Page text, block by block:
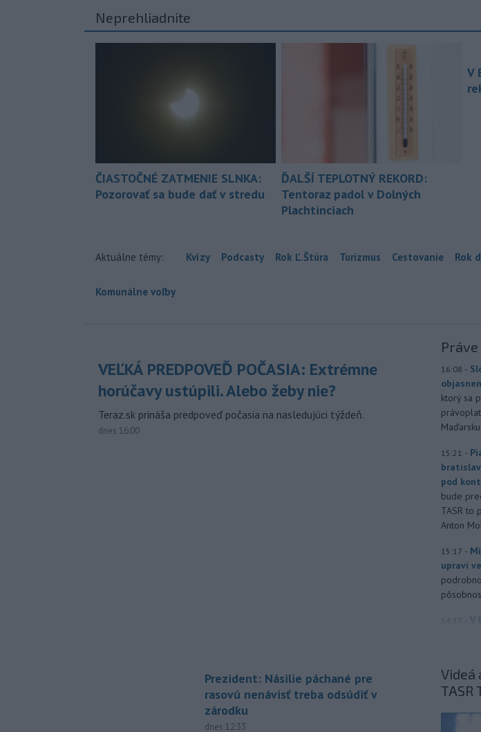
Neprehliadnite
ČIASTOČNÉ ZATMENIE SLNKA:
Pozorovať sa bude dať v stredu
ĎALŠÍ TEPLOTNÝ REKORD:
Tentoraz padol v Dolných
Plachtinciach
V
Aktuálne témy: Kvízy Podcasty Rok Ľ.Štúra Turizmus Cestovanie Rok
Komunálne voľby
VEĽKÁ PREDPOVEĎ POČASIA: Extrémne
horúčavy ustúpili. Alebo žeby nie?
Teraz.sk prináša predpoveď počasia na nasledujúci týždeň.
dnes 16:00
Prezident: Násilie páchané pre
rasovú nenávisť treba odsúdiť v
zárodku
dnes 12:33
16:08 -
ktorý sa
Maďarsku.
15:21 -
pod
bude
TASR to
Anton
15:17 -
upraví
V
na
Videá
TASR